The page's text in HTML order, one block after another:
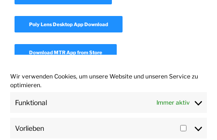
Wir verwenden Cookies, um unsere Website und unseren Service zu
optimieren.
Funktional Immer aktiv
Vorlieben
Poly Lens Desktop App Download
Download MTR App from Store
Download Realpresence Desktop